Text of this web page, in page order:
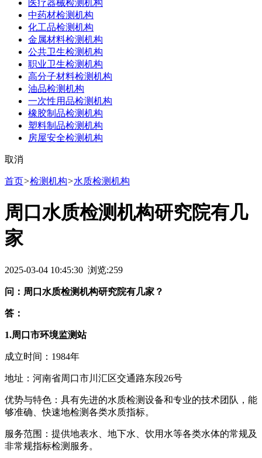
医疗器械检测机构
中药材检测机构
化工品检测机构
金属材料检测机构
公共卫生检测机构
职业卫生检测机构
高分子材料检测机构
油品检测机构
一次性用品检测机构
橡胶制品检测机构
塑料制品检测机构
房屋安全检测机构
取消
首页>检测机构>水质检测机构
周口水质检测机构研究院有几
家
2025-03-04 10:45:30 浏览:259
问：周口水质检测机构研究院有几家？
答：
1.周口市环境监测站
成立时间：1984年
地址：河南省周口市川汇区交通路东段26号
优势与特色：具有先进的水质检测设备和专业的技术团队，能
够准确、快速地检测各类水质指标。
服务范围：提供地表水、地下水、饮用水等各类水体的常规及
非常规指标检测服务。